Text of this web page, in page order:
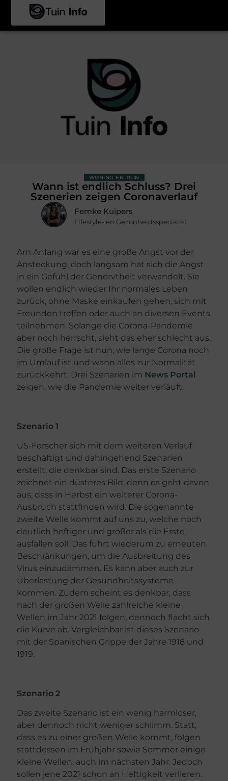
WONING EN TUIN
Wann ist endlich Schluss? Drei
Szenerien zeigen Coronaverlauf
Femke Kuipers
Lifestyle- en Gezonheidsspecialist
Am Anfang war es eine große Angst vor der
Ansteckung, doch langsam hat sich die Angst
in ein Gefühl der Genervtheit verwandelt. Sie
wollen endlich wieder Ihr normales Leben
zurück, ohne Maske einkaufen gehen, sich mit
Freunden treffen oder auch an diversen Events
teilnehmen. Solange die Corona-Pandemie
aber noch herrscht, sieht das eher schlecht aus.
Die große Frage ist nun, wie lange Corona noch
im Umlauf ist und wann alles zur Normalität
zurückkehrt. Drei Szenarien im News Portal
zeigen, wie die Pandemie weiter verläuft.
Szenario 1
US-Forscher sich mit dem weiteren Verlauf
beschäftigt und dahingehend Szenarien
erstellt, die denkbar sind. Das erste Szenario
zeichnet ein düsteres Bild, denn es geht davon
aus, dass in Herbst ein weiterer Corona-
Ausbruch stattfinden wird. Die sogenannte
zweite Welle kommt auf uns zu, welche noch
deutlich heftiger und größer als die Erste
ausfallen soll. Das führt wiederum zu erneuten
Beschränkungen, um die Ausbreitung des
Virus einzudämmen. Es kann aber auch zur
Überlastung der Gesundheitssysteme
kommen. Zudem scheint es denkbar, dass
nach der großen Welle zahlreiche kleine
Wellen im Jahr 2021 folgen, dennoch flacht sich
die Kurve ab. Vergleichbar ist dieses Szenario
mit der Spanischen Grippe der Jahre 1918 und
1919.
Szenario 2
Das zweite Szenario ist ein wenig harmloser,
aber dennoch nicht weniger schlimm. Statt,
dass es zu einer großen Welle kommt, folgen
stattdessen im Frühjahr sowie Sommer einige
kleine Wellen, auch im nächsten Jahr. Jedoch
sollen jene 2021 schon an Heftigkeit verlieren.